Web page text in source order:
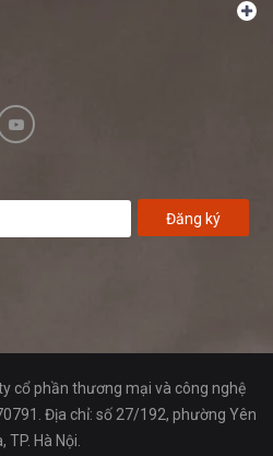
Đăng ký
cổ phần thương mại và công nghệ
Địa chỉ: số 27/192, phường Yên
TP. Hà Nội.